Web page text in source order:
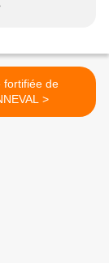
fortifiée de
RENNEVAL >